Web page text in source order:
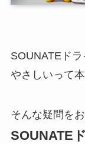
SOUNATEド
やさしいって本
そんな疑問を
SOUNATE